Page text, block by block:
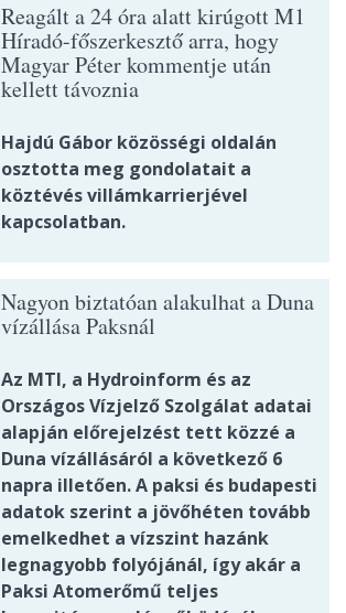
Reagált a 24 óra alatt kirúgott M1
Híradó-főszerkesztő arra, hogy
Magyar Péter kommentje után
kellett távoznia
Hajdú Gábor közösségi oldalán
osztotta meg gondolatait a
köztévés villámkarrierjével
kapcsolatban.
Nagyon biztatóan alakulhat a Duna
vízállása Paksnál
Az MTI, a Hydroinform és az
Országos Vízjelző Szolgálat adatai
alapján előrejelzést tett közzé a
Duna vízállásáról a következő 6
napra illetően. A paksi és budapesti
adatok szerint a jövőhéten tovább
emelkedhet a vízszint hazánk
legnagyobb folyójánál, így akár a
Paksi Atomerőmű teljes